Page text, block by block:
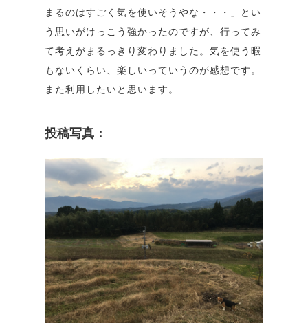
まるのはすごく気を使いそうやな・・・」とい
う思いがけっこう強かったのですが、行ってみ
て考えがまるっきり変わりました。気を使う暇
もないくらい、楽しいっていうのが感想です。
また利用したいと思います。
投稿写真：